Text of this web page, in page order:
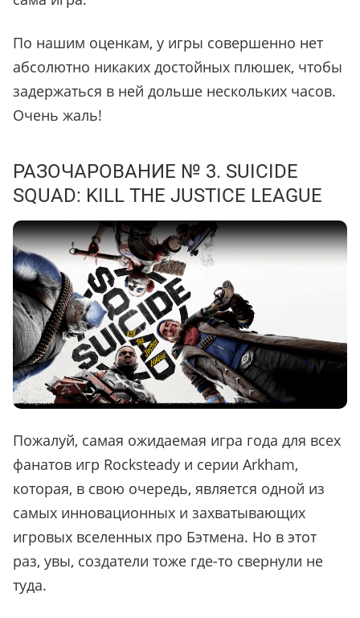
По нашим оценкам, у игры совершенно нет
абсолютно никаких достойных плюшек, чтобы
задержаться в ней дольше нескольких часов.
Очень жаль!
РАЗОЧАРОВАНИЕ № 3. SUICIDE
SQUAD: KILL THE JUSTICE LEAGUE
Пожалуй, самая ожидаемая игра года для всех
фанатов игр Rocksteady и серии Arkham,
которая, в свою очередь, является одной из
самых инновационных и захватывающих
игровых вселенных про Бэтмена. Но в этот
раз, увы, создатели тоже где-то свернули не
туда.